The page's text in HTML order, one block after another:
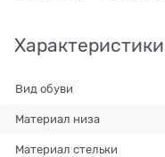
Характеристики
Вид обуви
Материал низа
Материал стельки